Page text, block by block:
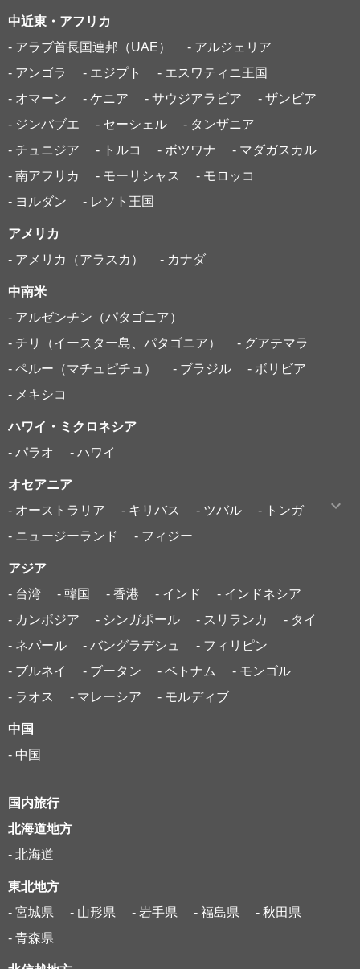
中近東・アフリカ
- アラブ首長国連邦（UAE）
- アルジェリア
- アンゴラ
- エジプト
- エスワティニ王国
- オマーン
- ケニア - サウジアラビア
- ザンビア
- ジンバブエ
- セーシェル
- タンザニア
- チュニジア
- トルコ - ボツワナ
- マダガスカル
- 南アフリカ
- モーリシャス
- モロッコ
- ヨルダン
- レソト王国
アメリカ
- アメリカ（アラスカ）
- カナダ
中南米
- アルゼンチン（パタゴニア）
- チリ（イースター島、パタゴニア）
- グアテマラ
- ペルー（マチュピチュ）
- ブラジル
- ボリビア
- メキシコ
ハワイ・ミクロネシア
- パラオ
- ハワイ
オセアニア
- オーストラリア
- キリバス - ツバル
- トンガ
- ニュージーランド
- フィジー
アジア
- 台湾
- 韓国 - 香港 - インド
- インドネシア
- カンボジア
- シンガポール - スリランカ
- タイ
- ネパール
- バングラデシュ
- フィリピン
- ブルネイ
- ブータン - ベトナム
- モンゴル
- ラオス
- マレーシア - モルディブ
中国
- 中国
国内旅行
北海道地方
- 北海道
東北地方
- 宮城県
- 山形県 - 岩手県 - 福島県
- 秋田県
- 青森県